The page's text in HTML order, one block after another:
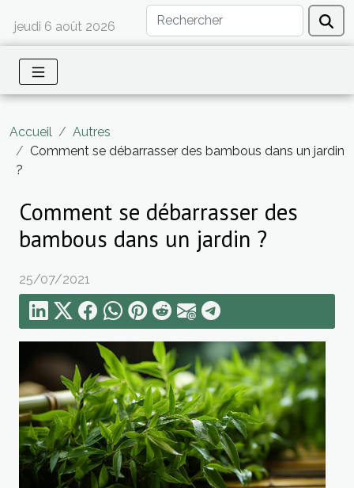
jeudi 6 août 2026
Accueil
Autres
Comment se débarrasser des bambous dans un jardin
?
Comment se débarrasser des
bambous dans un jardin ?
25/07/2021